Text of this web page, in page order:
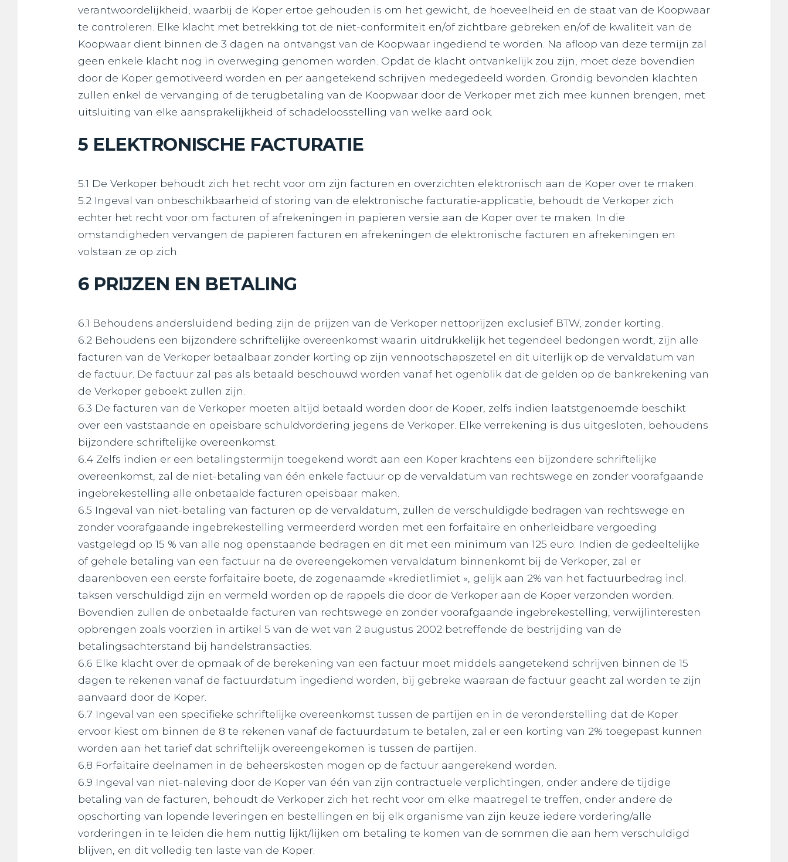
verantwoordelijkheid, waarbij de Koper ertoe gehouden is om het gewicht, de hoeveelheid en de staat van de Koopwaar
te controleren. Elke klacht met betrekking tot de niet-conformiteit en/of zichtbare gebreken en/of de kwaliteit van de
Koopwaar dient binnen de 3 dagen na ontvangst van de Koopwaar ingediend te worden. Na afloop van deze termijn zal
geen enkele klacht nog in overweging genomen worden. Opdat de klacht ontvankelijk zou zijn, moet deze bovendien
door de Koper gemotiveerd worden en per aangetekend schrijven medegedeeld worden. Grondig bevonden klachten
zullen enkel de vervanging of de terugbetaling van de Koopwaar door de Verkoper met zich mee kunnen brengen, met
uitsluiting van elke aansprakelijkheid of schadeloosstelling van welke aard ook.
5 ELEKTRONISCHE FACTURATIE
5.1 De Verkoper behoudt zich het recht voor om zijn facturen en overzichten elektronisch aan de Koper over te maken.
5.2 Ingeval van onbeschikbaarheid of storing van de elektronische facturatie-applicatie, behoudt de Verkoper zich
echter het recht voor om facturen of afrekeningen in papieren versie aan de Koper over te maken. In die
omstandigheden vervangen de papieren facturen en afrekeningen de elektronische facturen en afrekeningen en
volstaan ze op zich.
6 PRIJZEN EN BETALING
6.1 Behoudens andersluidend beding zijn de prijzen van de Verkoper nettoprijzen exclusief BTW, zonder korting.
6.2 Behoudens een bijzondere schriftelijke overeenkomst waarin uitdrukkelijk het tegendeel bedongen wordt, zijn alle
facturen van de Verkoper betaalbaar zonder korting op zijn vennootschapszetel en dit uiterlijk op de vervaldatum van
de factuur. De factuur zal pas als betaald beschouwd worden vanaf het ogenblik dat de gelden op de bankrekening van
de Verkoper geboekt zullen zijn.
6.3 De facturen van de Verkoper moeten altijd betaald worden door de Koper, zelfs indien laatstgenoemde beschikt
over een vaststaande en opeisbare schuldvordering jegens de Verkoper. Elke verrekening is dus uitgesloten, behoudens
bijzondere schriftelijke overeenkomst.
6.4 Zelfs indien er een betalingstermijn toegekend wordt aan een Koper krachtens een bijzondere schriftelijke
overeenkomst, zal de niet-betaling van één enkele factuur op de vervaldatum van rechtswege en zonder voorafgaande
ingebrekestelling alle onbetaalde facturen opeisbaar maken.
6.5 Ingeval van niet-betaling van facturen op de vervaldatum, zullen de verschuldigde bedragen van rechtswege en
zonder voorafgaande ingebrekestelling vermeerderd worden met een forfaitaire en onherleidbare vergoeding
vastgelegd op 15 % van alle nog openstaande bedragen en dit met een minimum van 125 euro. Indien de gedeeltelijke
of gehele betaling van een factuur na de overeengekomen vervaldatum binnenkomt bij de Verkoper, zal er
daarenboven een eerste forfaitaire boete, de zogenaamde «kredietlimiet », gelijk aan 2% van het factuurbedrag incl.
taksen verschuldigd zijn en vermeld worden op de rappels die door de Verkoper aan de Koper verzonden worden.
Bovendien zullen de onbetaalde facturen van rechtswege en zonder voorafgaande ingebrekestelling, verwijlinteresten
opbrengen zoals voorzien in artikel 5 van de wet van 2 augustus 2002 betreffende de bestrijding van de
betalingsachterstand bij handelstransacties.
6.6 Elke klacht over de opmaak of de berekening van een factuur moet middels aangetekend schrijven binnen de 15
dagen te rekenen vanaf de factuurdatum ingediend worden, bij gebreke waaraan de factuur geacht zal worden te zijn
aanvaard door de Koper.
6.7 Ingeval van een specifieke schriftelijke overeenkomst tussen de partijen en in de veronderstelling dat de Koper
ervoor kiest om binnen de 8 te rekenen vanaf de factuurdatum te betalen, zal er een korting van 2% toegepast kunnen
worden aan het tarief dat schriftelijk overeengekomen is tussen de partijen.
6.8 Forfaitaire deelnamen in de beheerskosten mogen op de factuur aangerekend worden.
6.9 Ingeval van niet-naleving door de Koper van één van zijn contractuele verplichtingen, onder andere de tijdige
betaling van de facturen, behoudt de Verkoper zich het recht voor om elke maatregel te treffen, onder andere de
opschorting van lopende leveringen en bestellingen en bij elk organisme van zijn keuze iedere vordering/alle
vorderingen in te leiden die hem nuttig lijkt/lijken om betaling te komen van de sommen die aan hem verschuldigd
blijven, en dit volledig ten laste van de Koper.